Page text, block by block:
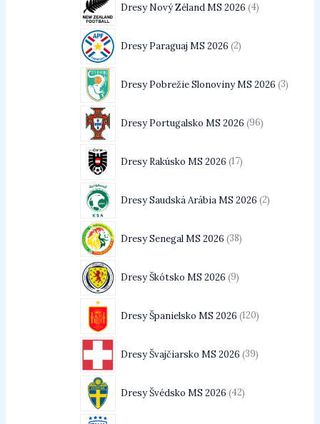
Dresy Nový Zéland MS 2026 4
Dresy Paraguaj MS 2026 2
Dresy Pobrežie Slonoviny MS 2026 3
Dresy Portugalsko MS 2026 96
Dresy Rakúsko MS 2026 17
Dresy Saudská Arábia MS 2026 2
Dresy Senegal MS 2026 38
Dresy Škótsko MS 2026 9
Dresy Španielsko MS 2026 120
Dresy Švajčiarsko MS 2026 39
Dresy Švédsko MS 2026 42